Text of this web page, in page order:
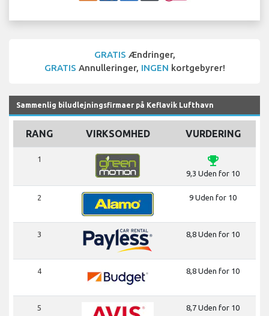
GRATIS Ændringer,
GRATIS Annulleringer, INGEN kortgebyrer!
Sammenlig biludlejningsfirmaer på Keflavik Lufthavn
RANG VIRKSOMHED VURDERING
1 emoji_events
9,3 Uden for 10
2 9 Uden for 10
3 8,8 Uden for 10
4 8,8 Uden for 10
5 8,7 Uden for 10